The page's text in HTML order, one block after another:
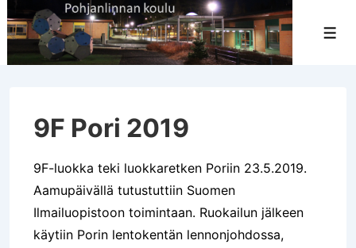
Siirry
pääsisältöön
9F Pori 2019
9F-luokka teki luokkaretken Poriin 23.5.2019.
Aamupäivällä tutustuttiin Suomen
Ilmailuopistoon toimintaan. Ruokailun jälkeen
käytiin Porin lentokentän lennonjohdossa,